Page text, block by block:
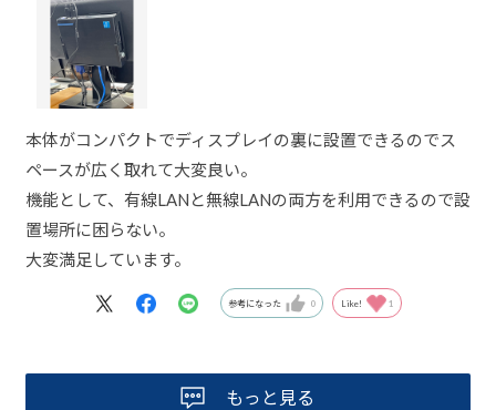
本体がコンパクトでディスプレイの裏に設置できるのでス
ペースが広く取れて大変良い。
機能として、有線LANと無線LANの両方を利用できるので設
置場所に困らない。
大変満足しています。
参考になった 0 Like! 1
もっと見る